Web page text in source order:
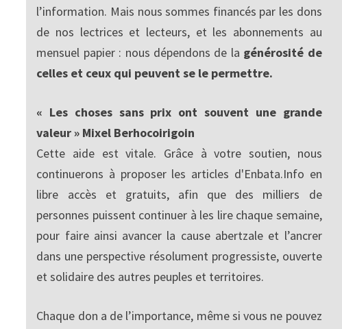
l’information. Mais nous sommes financés par les dons
de nos lectrices et lecteurs, et les abonnements au
mensuel papier : nous dépendons de la générosité de
celles et ceux qui peuvent se le permettre.
« Les choses sans prix ont souvent une grande
valeur » Mixel Berhocoirigoin
Cette aide est vitale. Grâce à votre soutien, nous
continuerons à proposer les articles d'Enbata.Info en
libre accès et gratuits, afin que des milliers de
personnes puissent continuer à les lire chaque semaine,
pour faire ainsi avancer la cause abertzale et l’ancrer
dans une perspective résolument progressiste, ouverte
et solidaire des autres peuples et territoires.
Chaque don a de l’importance, même si vous ne pouvez